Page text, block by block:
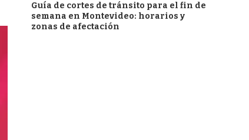
Guía de cortes de tránsito para el fin de
semana en Montevideo: horarios y
zonas de afectación